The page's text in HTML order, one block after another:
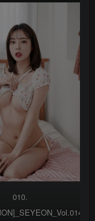
010.